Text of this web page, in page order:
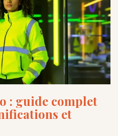
: guide complet
et